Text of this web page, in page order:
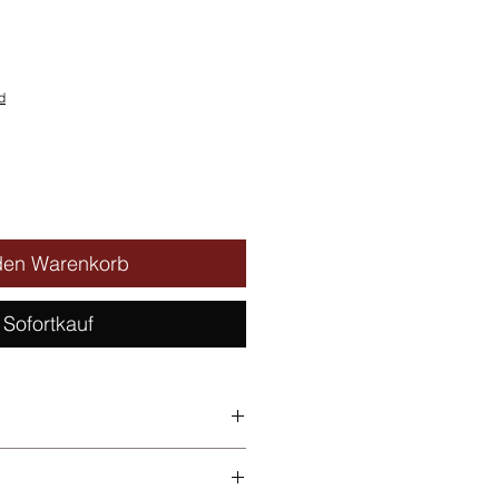
Warenkorb
Sofortkauf